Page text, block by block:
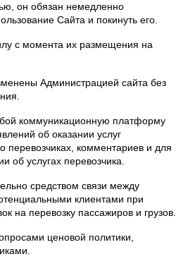
он обязан немедленно
Сайта и покинуть его.
с момента их размещения на
Администрацией сайта без
коммуникационную платформу
об оказании услуг
перевозчиках, комментариев и для
об услугах перевозчика.
средством связи между
клиентами при
на перевозку пассажиров и грузов.
ценовой политики,